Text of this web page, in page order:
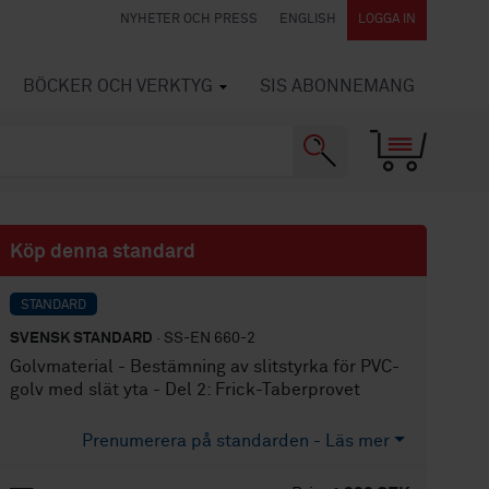
NYHETER OCH PRESS ENGLISH LOGGA IN
BÖCKER OCH VERKTYG SIS ABONNEMANG
Köp denna standard
STANDARD
SVENSK STANDARD · SS-EN 660-2
Golvmaterial - Bestämning av slitstyrka för PVC-
golv med slät yta - Del 2: Frick-Taberprovet
Prenumerera på standarden - Läs mer